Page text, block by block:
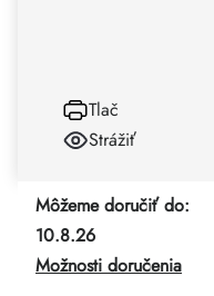
Môžeme doručiť do:
10.8.26
Možnosti doručenia
Tlač
Strážiť